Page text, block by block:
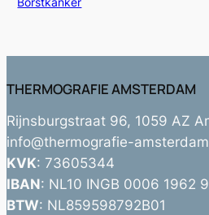
THERMOGRAFIE AMSTERDAM
Rijnsburgstraat 96, 1059 AZ
info@thermografie-
KVK: 73605344
IBAN: NL10 INGB 0006 1962
BTW: NL859598792B01